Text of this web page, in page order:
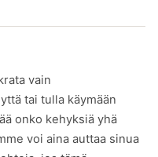
vain
tai tulla käymään
onko kehyksiä yhä
voi aina auttaa sinua